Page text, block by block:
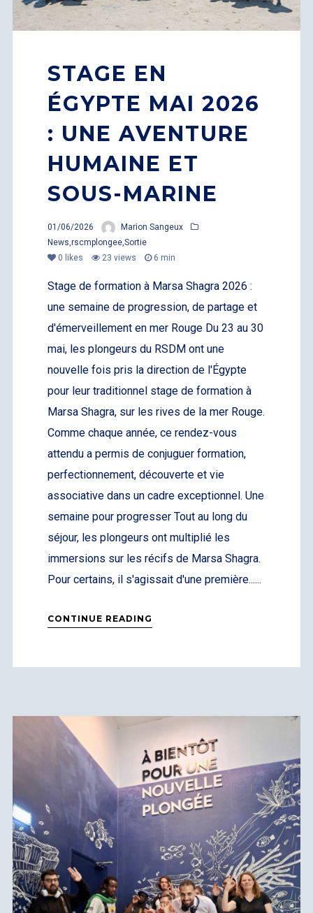
STAGE EN
ÉGYPTE MAI 2026
: UNE AVENTURE
HUMAINE ET
SOUS-MARINE
01/06/2026
Marion Sangeux
News,rscmplongee,Sortie
0 likes 23 views 6 min
Stage de formation à Marsa Shagra 2026 :
une semaine de progression, de partage et
d'émerveillement en mer Rouge Du 23 au 30
mai, les plongeurs du RSDM ont une
nouvelle fois pris la direction de l'Égypte
pour leur traditionnel stage de formation à
Marsa Shagra, sur les rives de la mer Rouge.
Comme chaque année, ce rendez-vous
attendu a permis de conjuguer formation,
perfectionnement, découverte et vie
associative dans un cadre exceptionnel. Une
semaine pour progresser Tout au long du
séjour, les plongeurs ont multiplié les
immersions sur les récifs de Marsa Shagra.
Pour certains, il s'agissait d'une première......
CONTINUE READING